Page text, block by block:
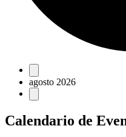
Eventos
agosto 2026
Calendario de